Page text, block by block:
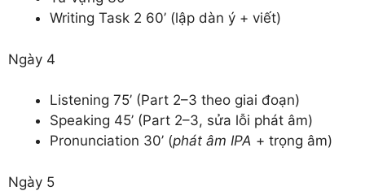
Writing Task 2 60’ (lập dàn ý + viết)
Ngày 4
Listening 75’ (Part 2–3 theo giai đoạn)
Speaking 45’ (Part 2–3, sửa lỗi phát âm)
Pronunciation 30’ (phát âm IPA + trọng âm)
Ngày 5